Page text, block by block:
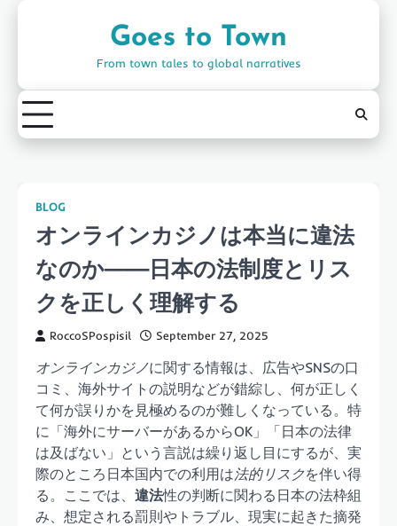
Goes to Town
From town tales to global narratives
BLOG
オンラインカジノは本当に違法
なのか——日本の法制度とリス
クを正しく理解する
RoccoSPospisil September 27, 2025
オンラインカジノに関する情報は、広告やSNSの口
コミ、海外サイトの説明などが錯綜し、何が正しく
て何が誤りかを見極めるのが難しくなっている。特
に「海外にサーバーがあるからOK」「日本の法律
は及ばない」という言説は繰り返し目にするが、実
際のところ日本国内での利用は法的リスクを伴い得
る。ここでは、 違法性の判断に関わる日本の法枠組
み、想定される罰則やトラブル、現実に起きた摘発